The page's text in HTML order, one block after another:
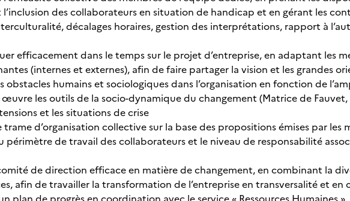
des collaborateurs en situation de handicap et en gérant les
décalages horaires, gestion des interprétations, rapport à
efficacement dans le temps sur le projet d’entreprise, en adaptant les
(internes et externes), afin de faire partager la vision et les grandes
obstacles humains et sociologiques dans l’organisation en fonction de
les outils de la socio-dynamique du changement (Matrice de
et les situations de crise
trame d’organisation collective sur la base des propositions émises par les
périmètre de travail des collaborateurs et le niveau de responsabilité
de direction efficace en matière de changement, en combinant la
afin de travailler la transformation de l’entreprise en transversalité et en